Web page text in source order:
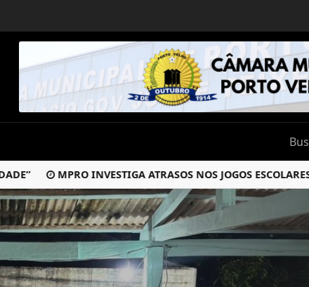
MPRO INVESTIGA ATRASOS NOS JOGOS ESCOLARES DE